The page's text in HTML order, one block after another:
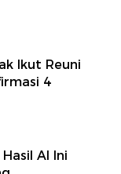
Ikut Reuni
4
AI Ini